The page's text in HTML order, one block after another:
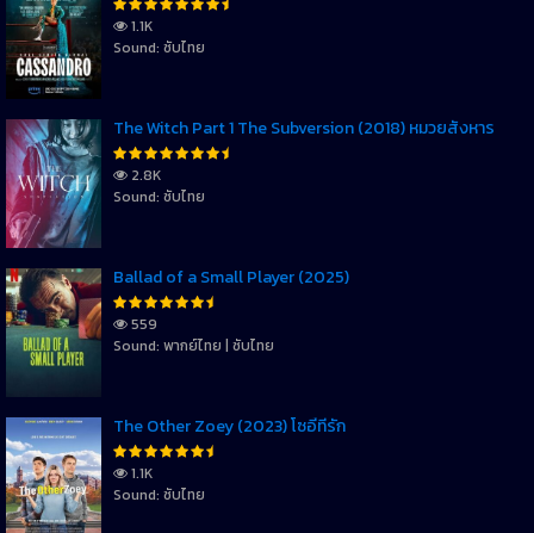
1.1K
Sound: ซับไทย
The Witch Part 1 The Subversion (2018) หมวยสังหาร
2.8K
Sound: ซับไทย
Ballad of a Small Player (2025)
559
Sound: พากย์ไทย | ซับไทย
The Other Zoey (2023) โซอี้ที่รัก
1.1K
Sound: ซับไทย